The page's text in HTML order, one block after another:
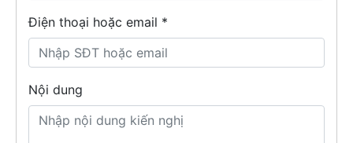
Điện thoại hoặc email *
Nội dung